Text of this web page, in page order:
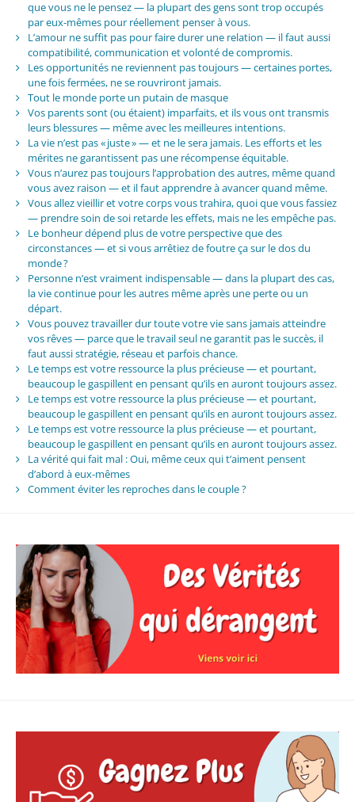
que vous ne le pensez — la plupart des gens sont trop occupés
par eux-mêmes pour réellement penser à vous.
L’amour ne suffit pas pour faire durer une relation — il faut aussi
compatibilité, communication et volonté de compromis.
Les opportunités ne reviennent pas toujours — certaines portes,
une fois fermées, ne se rouvriront jamais.
Tout le monde porte un putain de masque
Vos parents sont (ou étaient) imparfaits, et ils vous ont transmis
leurs blessures — même avec les meilleures intentions.
La vie n’est pas « juste » — et ne le sera jamais. Les efforts et les
mérites ne garantissent pas une récompense équitable.
Vous n’aurez pas toujours l’approbation des autres, même quand
vous avez raison — et il faut apprendre à avancer quand même.
Vous allez vieillir et votre corps vous trahira, quoi que vous fassiez
— prendre soin de soi retarde les effets, mais ne les empêche pas.
Le bonheur dépend plus de votre perspective que des
circonstances — et si vous arrêtiez de foutre ça sur le dos du
monde ?
Personne n’est vraiment indispensable — dans la plupart des cas,
la vie continue pour les autres même après une perte ou un
départ.
Vous pouvez travailler dur toute votre vie sans jamais atteindre
vos rêves — parce que le travail seul ne garantit pas le succès, il
faut aussi stratégie, réseau et parfois chance.
Le temps est votre ressource la plus précieuse — et pourtant,
beaucoup le gaspillent en pensant qu’ils en auront toujours assez.
Le temps est votre ressource la plus précieuse — et pourtant,
beaucoup le gaspillent en pensant qu’ils en auront toujours assez.
Le temps est votre ressource la plus précieuse — et pourtant,
beaucoup le gaspillent en pensant qu’ils en auront toujours assez.
La vérité qui fait mal : Oui, même ceux qui t’aiment pensent
d’abord à eux-mêmes
Comment éviter les reproches dans le couple ?